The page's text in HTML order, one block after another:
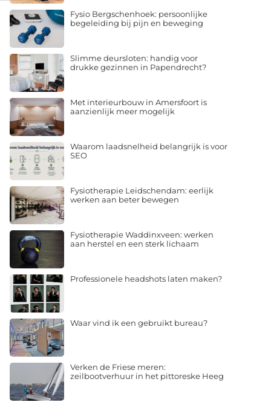
Fysio Bergschenhoek: persoonlijke
begeleiding bij pijn en beweging
Slimme deursloten: handig voor
drukke gezinnen in Papendrecht?
Met interieurbouw in Amersfoort is
aanzienlijk meer mogelijk
Waarom laadsnelheid belangrijk is voor
SEO
Fysiotherapie Leidschendam: eerlijk
werken aan beter bewegen
Fysiotherapie Waddinxveen: werken
aan herstel en een sterk lichaam
Professionele headshots laten maken?
Waar vind ik een gebruikt bureau?
Verken de Friese meren:
zeilbootverhuur in het pittoreske Heeg